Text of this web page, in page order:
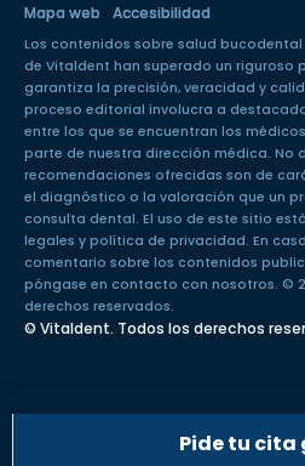
Mapa web
Accesibilidad
Los contenidos sobre salud
de Vitaldent han superado un riguroso
garantiza la precisión, veracidad y
proceso editorial involucra a
entre los que se encuentran los
parte de nuestra dirección médica. No
recomendaciones ofrecidas son de
el diagnóstico o la valoración que un
consulta dental. El uso de este sitio
legales y política de privacidad. En
comentario sobre los contenidos
póngase en contacto con nosotros. ©
derechos reservados.
© Vitaldent. Todos los derechos
Pide tu cita